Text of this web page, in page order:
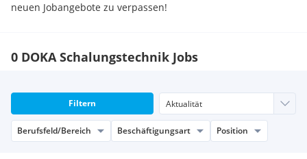
neuen Jobangebote zu verpassen!
0 DOKA Schalungstechnik Jobs
Filtern
Berufsfeld/Bereich Beschäftigungsart Position